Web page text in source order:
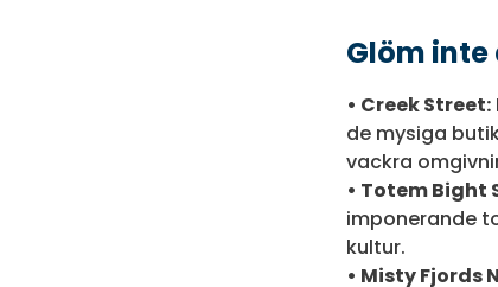
Glöm
• Creek Street:
de mysiga
vackra
• Totem Bight
imponerande
kultur.
• Misty Fjords